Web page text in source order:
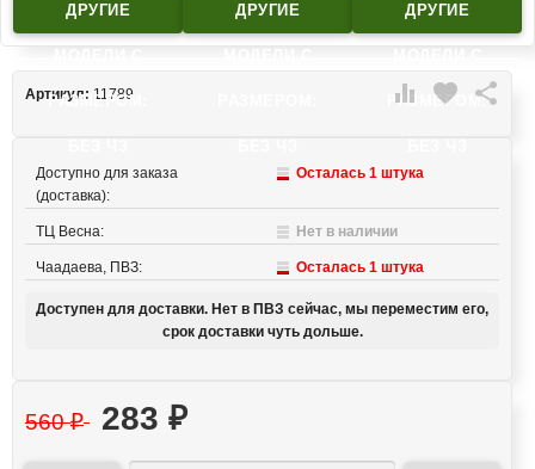
ДРУГИЕ
РАЗМЕРОМ:
ДРУГИЕ ДРУГИЕ
РАЗМЕРОМ:
 favorite 
Артикул: 11789
Доступно для заказа
(доставка):
Осталась 1 штука
ТЦ Весна: Нет в наличии
Чаадаева, ПВЗ: Осталась 1 штука
Доступен для доставки. Нет в ПВЗ сейчас, мы переместим его,
срок доставки чуть дольше.
560₽ 283 ₽